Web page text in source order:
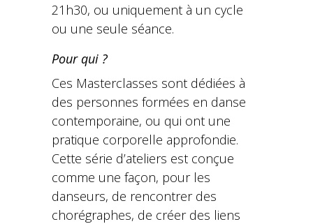
21h30, ou uniquement à un cycle
ou une seule séance.
Pour qui ?
Ces Masterclasses sont dédiées à
des personnes formées en danse
contemporaine, ou qui ont une
pratique corporelle approfondie.
Cette série d’ateliers est conçue
comme une façon, pour les
danseurs, de rencontrer des
chorégraphes, de créer des liens